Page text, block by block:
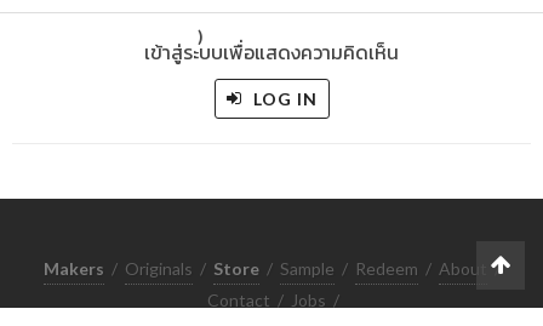
)
เข้าสู่ระบบเพื่อแสดงความคิดเห็น
LOG IN
Makers / Originals / Store / Sample / Redeem / About
/
Contact / Jobs /